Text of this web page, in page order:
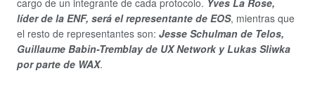
líder de la ENF, será el representante de EOS, mientras que
el resto de representantes son: Jesse Schulman de Telos,
Guillaume Babin-Tremblay de UX Network y Lukas Sliwka
por parte de WAX.